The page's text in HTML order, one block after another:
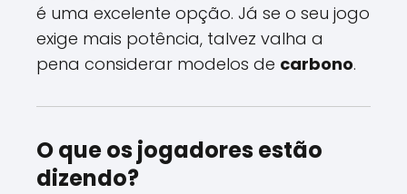
é uma excelente opção. Já se o seu jogo
exige mais potência, talvez valha a
pena considerar modelos de carbono.
O que os jogadores estão
dizendo?